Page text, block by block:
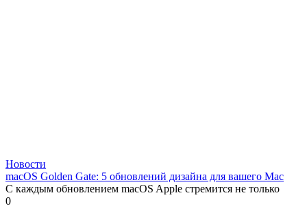
Новости
macOS Golden Gate: 5 обновлений дизайна для вашего Mac
С каждым обновлением macOS Apple стремится не только
0